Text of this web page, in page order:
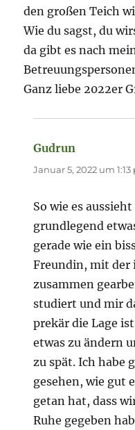
den großen Teich
Wie du sagst, du
da gibt es nach
Ganz liebe 2022er
Gudrun
Januar 5, 2022 um
So wie es
grundlegend
gerade wie ein
Freundin, mit der
zusammen
studiert und mir
prekär die Lage
etwas zu ändern
zu spät. Ich habe
gesehen, wie gut
getan hat, dass
Ruhe gegeben